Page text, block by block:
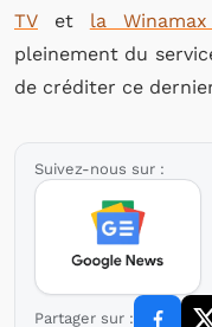
TV et la
pleinement du
de créditer ce
Suivez-nous sur :
Partager sur :